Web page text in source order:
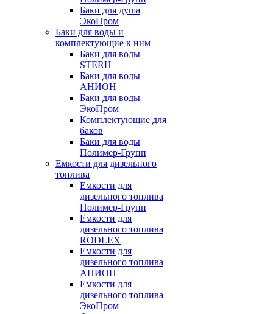
Баки для душа
ЭкоПром
Баки для воды и
комплектующие к ним
Баки для воды
STERH
Баки для воды
АНИОН
Баки для воды
ЭкоПром
Комплектующие для
баков
Баки для воды
Полимер-Групп
Емкости для дизельного
топлива
Емкости для
дизельного топлива
Полимер-Групп
Емкости для
дизельного топлива
RODLEX
Емкости для
дизельного топлива
АНИОН
Емкости для
дизельного топлива
ЭкоПром